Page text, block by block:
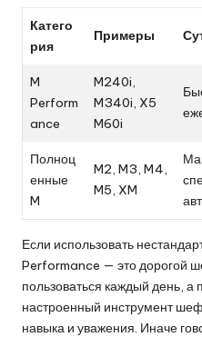
Катего
рия
Примеры
M
Perform
ance
M240i,
M340i, X5
M60i
Полноц
енные
M
M2, M3, M4,
M5, XM
Если использовать
Performance — это дорогой
пользоваться каждый день,
настроенный инструмент
навыка и уважения. Иначе